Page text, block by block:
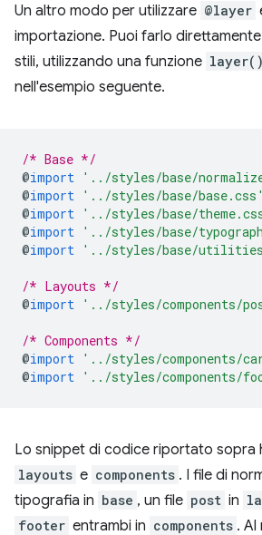
Un altro modo per utilizzare @layer
importazione. Puoi farlo
stili, utilizzando una funzione layer()
nell'esempio seguente.
/* Base */
@import '../styles/base/
@import '../styles/base/base.css'
@import '../styles/base/
@import '../styles/base/
@import '../styles/base/
/* Layouts */
@import '../styles/components/
/* Components */
@import '../styles/components/
@import '../styles/components/
Lo snippet di codice riportato sopra
layouts e components . I file di
tipografia in base , un file post in
footer entrambi in components . Al